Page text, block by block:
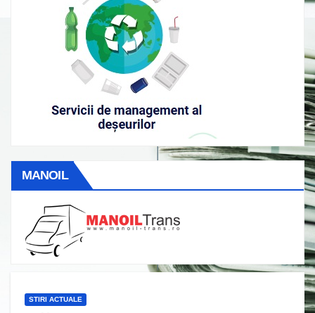
MANOIL
STIRI ACTUALE